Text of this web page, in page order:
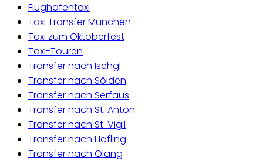
Flughafentaxi
Taxi Transfer München
Taxi zum Oktoberfest
Taxi-Touren
Transfer nach Ischgl
Transfer nach Sölden
Transfer nach Serfaus
Transfer nach St. Anton
Transfer nach St. Vigil
Transfer nach Hafling
Transfer nach Olang